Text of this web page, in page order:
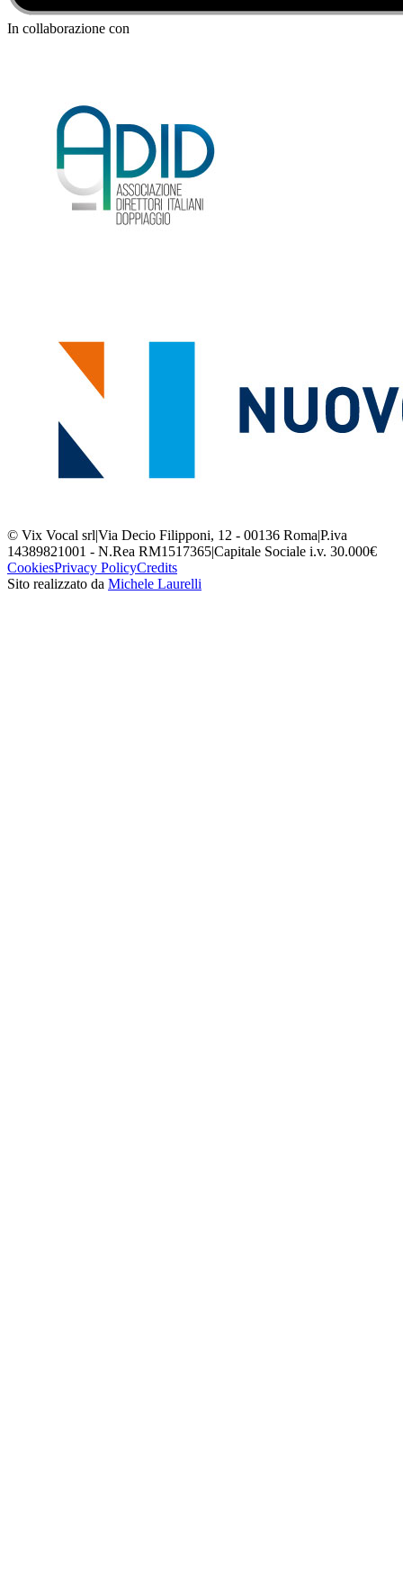
In collaborazione con
© Vix Vocal srl|Via Decio Filipponi, 12 - 00136 Roma|P.iva
14389821001 - N.Rea RM1517365|Capitale Sociale i.v. 30.000€
CookiesPrivacy PolicyCredits
Sito realizzato da Michele Laurelli